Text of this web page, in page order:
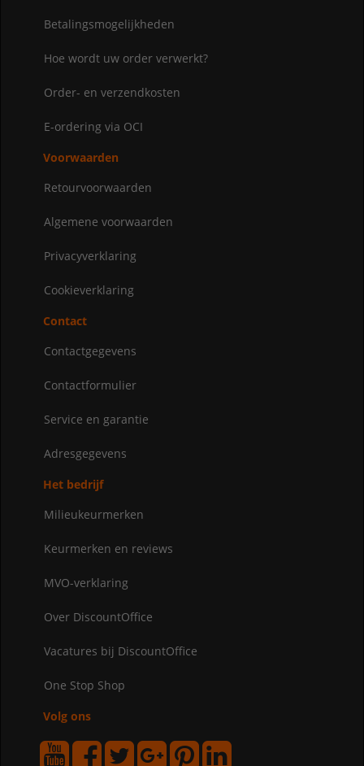
Betalingsmogelijkheden
Hoe wordt uw order verwerkt?
Order- en verzendkosten
E-ordering via OCI
Voorwaarden
Retourvoorwaarden
Algemene voorwaarden
Privacyverklaring
Cookieverklaring
Contact
Contactgegevens
Contactformulier
Service en garantie
Adresgegevens
Het bedrijf
Milieukeurmerken
Keurmerken en reviews
MVO-verklaring
Over DiscountOffice
Vacatures bij DiscountOffice
One Stop Shop
Volg ons